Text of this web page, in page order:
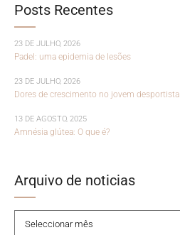
Posts Recentes
23 DE JULHO, 2026
Padel: uma epidemia de lesões
23 DE JULHO, 2026
Dores de crescimento no jovem desportista
13 DE AGOSTO, 2025
Amnésia glútea: O que é?
Arquivo de noticias